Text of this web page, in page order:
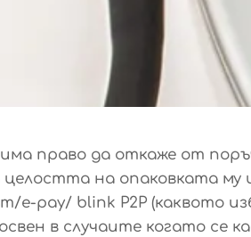
право да откаже от
на опаковката му
е-pay/ blink P2P (каквото
в случаите когато се